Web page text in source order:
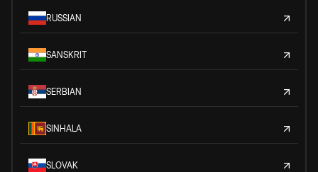
RUSSIAN
SANSKRIT
SERBIAN
SINHALA
SLOVAK